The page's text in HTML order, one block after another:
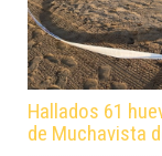
Hallados 61
de Muchavista